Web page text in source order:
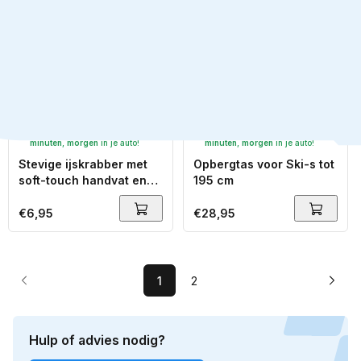
Hulp of advies nodig?
minuten morgen in je auto!
Stevige ijskrabber met
soft-touch handvat en
sneeuwschuiver 75 cm
Normale
prijs
€6,95
minuten morgen in je auto!
Opbergtas voor Ski-s tot
195 cm
Normale
prijs
€28,95
1 2